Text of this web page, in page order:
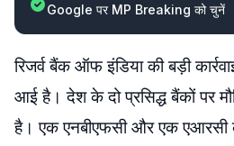
Google पर MP Breaking को चुनें
रिजर्व बैंक ऑफ इंडिया की बड़ी
आई है। देश के दो प्रसिद्ध बैंकों पर
है। एक एनबीएफसी और एक एआरसी